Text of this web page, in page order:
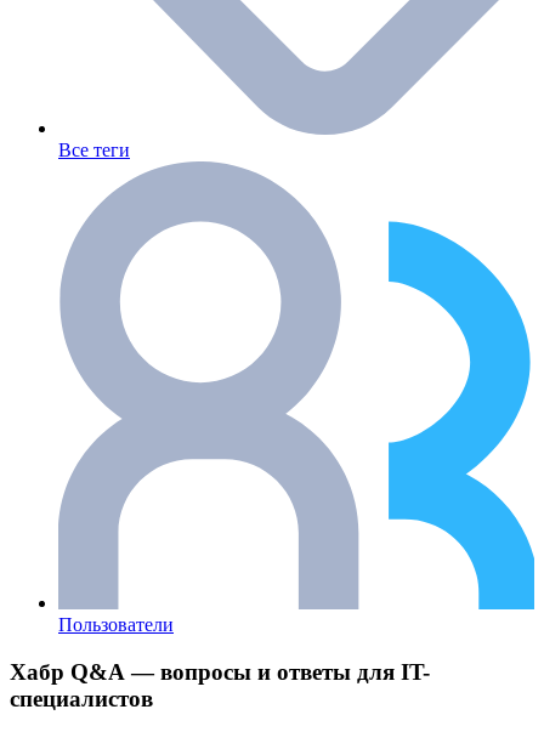
Все теги
Пользователи
Хабр Q&A — вопросы и ответы для IT-
специалистов